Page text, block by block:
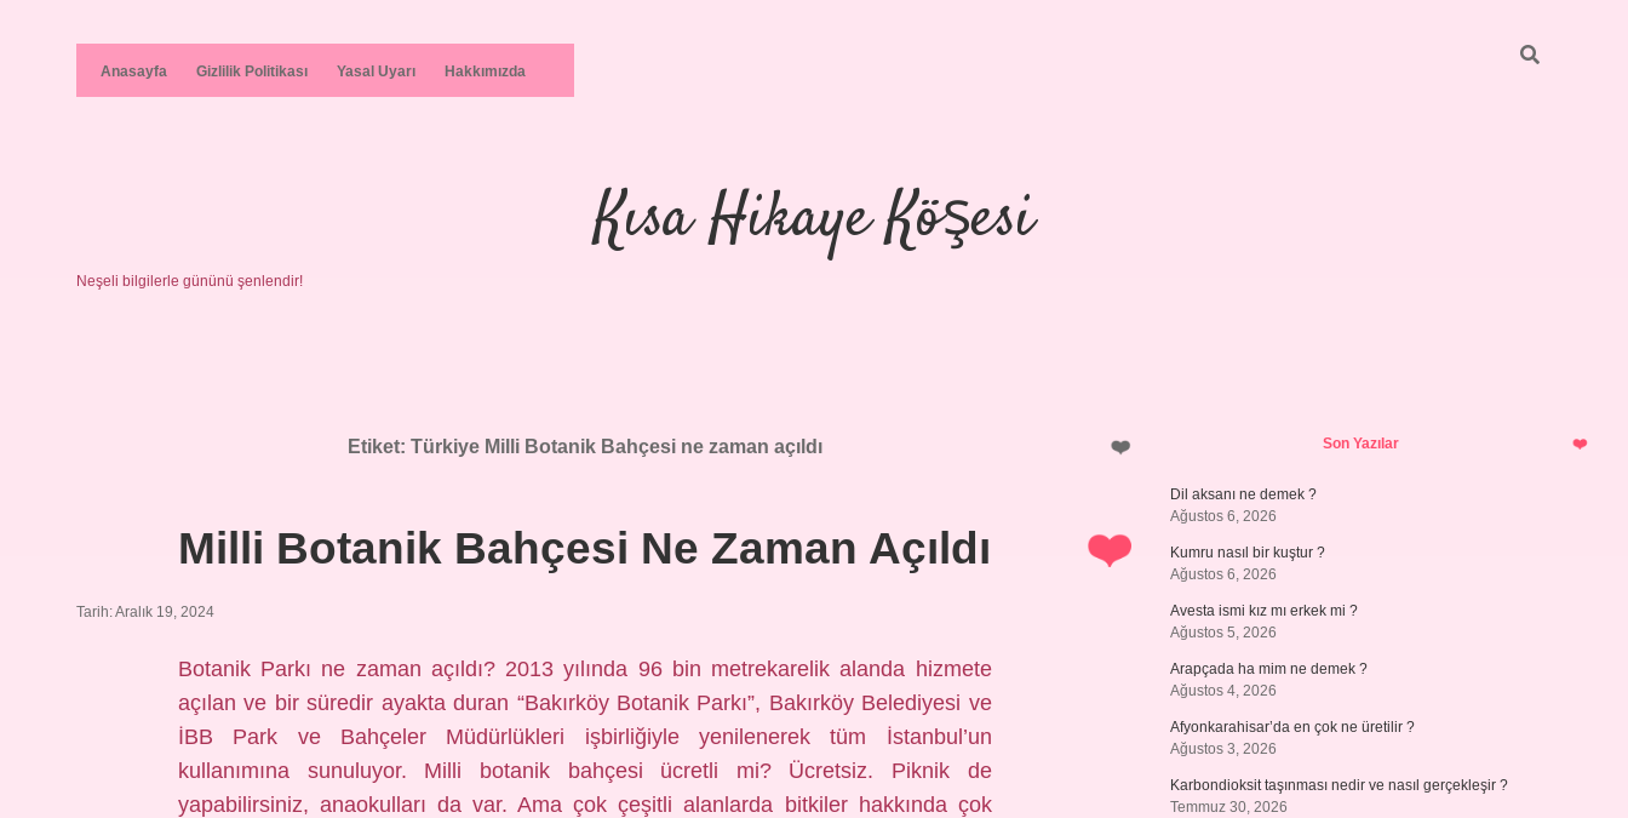
Anasayfa Gizlilik Politikası Yasal Uyarı Hakkımızda
Kısa Hikaye Köşesi
Neşeli bilgilerle gününü şenlendir!
Etiket: Türkiye Milli Botanik Bahçesi ne zaman açıldı
Milli Botanik Bahçesi Ne Zaman Açıldı
Tarih: Aralık 19, 2024
Botanik Parkı ne zaman açıldı? 2013 yılında 96 bin metrekarelik alanda hizmete
açılan ve bir süredir ayakta duran “Bakırköy Botanik Parkı”, Bakırköy Belediyesi ve
İBB Park ve Bahçeler Müdürlükleri işbirliğiyle yenilenerek tüm İstanbul’un
kullanımına sunuluyor. Milli botanik bahçesi ücretli mi? Ücretsiz. Piknik de
yapabilirsiniz, anaokulları da var. Ama çok çeşitli alanlarda bitkiler hakkında çok
SidebarSon Yazılar
Dil aksanı ne demek ?
Ağustos 6, 2026
Kumru nasıl bir kuştur ?
Ağustos 6, 2026
Avesta ismi kız mı erkek mi ?
Ağustos 5, 2026
Arapçada ha mim ne demek ?
Ağustos 4, 2026
Afyonkarahisar’da en çok ne üretilir ?
Ağustos 3, 2026
Karbondioksit taşınması nedir ve nasıl gerçekleşir ?
Temmuz 30, 2026